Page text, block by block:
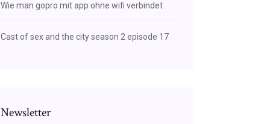
Wie man gopro mit app ohne wifi verbindet
Cast of sex and the city season 2 episode 17
Newsletter